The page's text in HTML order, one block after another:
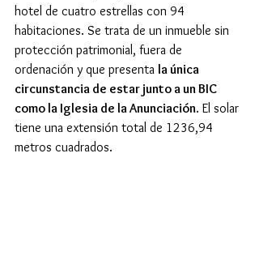
hotel de cuatro estrellas con 94
habitaciones. Se trata de un inmueble sin
protección patrimonial, fuera de
ordenación y que presenta la única
circunstancia de estar junto a un BIC
como la Iglesia de la Anunciación. El solar
tiene una extensión total de 1236,94
metros cuadrados.